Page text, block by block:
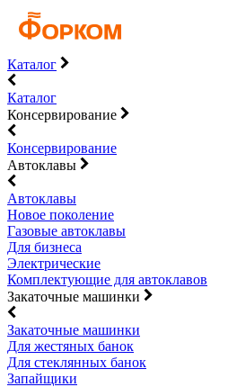
Каталог
Каталог
Консервирование
Консервирование
Автоклавы
Автоклавы
Новое поколение
Газовые автоклавы
Для бизнеса
Электрические
Комплектующие для автоклавов
Закаточные машинки
Закаточные машинки
Для жестяных банок
Для стеклянных банок
Запайщики